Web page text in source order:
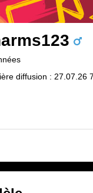
diffusion : 27.07.26